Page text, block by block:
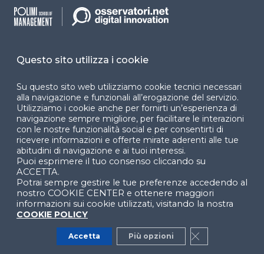
YouTube X
© 2024 Copyright © Politecnico di Milano Dipartimento
di Ingegneria Gestionale
Questo sito utilizza i cookie
Su questo sito web utilizziamo cookie tecnici necessari
alla navigazione e funzionali all’erogazione del servizio.
Utilizziamo i cookie anche per fornirti un’esperienza di
navigazione sempre migliore, per facilitare le interazioni
con le nostre funzionalità social e per consentirti di
ricevere informazioni e offerte mirate aderenti alle tue
abitudini di navigazione e ai tuoi interessi.
Puoi esprimere il tuo consenso cliccando su
ACCETTA.
Potrai sempre gestire le tue preferenze accedendo al
nostro COOKIE CENTER e ottenere maggiori
informazioni sui cookie utilizzati, visitando la nostra
COOKIE POLICY
Accetta Più opzioni Close GDPR